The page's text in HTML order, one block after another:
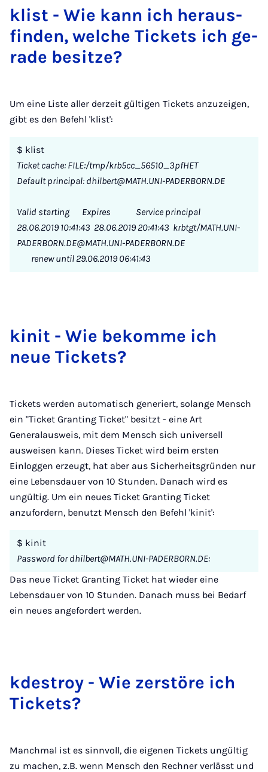
klist - Wie kann ich her­aus­
fin­den, wel­che Ti­ckets ich ge­
ra­de be­sit­ze?
Um eine Liste aller derzeit gültigen Tickets anzuzeigen,
gibt es den Befehl 'klist':
$ klist
Ticket cache: FILE:/tmp/krb5cc_56510_3pfHET
Default principal: dhilbert@MATH.UNI-PADERBORN.DE
Valid starting Expires Service principal
28.06.2019 10:41:43 28.06.2019 20:41:43 krbtgt/MATH.UNI-
PADERBORN.DE@MATH.UNI-PADERBORN.DE
renew until 29.06.2019 06:41:43
ki­nit - Wie be­kom­me ich
neue Ti­ckets?
Tickets werden automatisch generiert, solange Mensch
ein "Ticket Granting Ticket" besitzt - eine Art
Generalausweis, mit dem Mensch sich universell
ausweisen kann. Dieses Ticket wird beim ersten
Einloggen erzeugt, hat aber aus Sicherheitsgründen nur
eine Lebensdauer von 10 Stunden. Danach wird es
ungültig. Um ein neues Ticket Granting Ticket
anzufordern, benutzt Mensch den Befehl 'kinit':
$ kinit
Password for dhilbert@MATH.UNI-PADERBORN.DE:
Das neue Ticket Granting Ticket hat wieder eine
Lebensdauer von 10 Stunden. Danach muss bei Bedarf
ein neues angefordert werden.
kde­stroy - Wie zer­stö­re ich
Ti­ckets?
Manchmal ist es sinnvoll, die eigenen Tickets ungültig
zu machen, z.B. wenn Mensch den Rechner verlässt und